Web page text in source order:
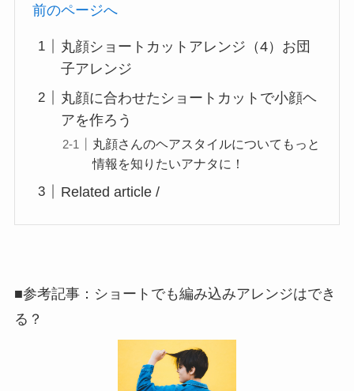
前のページへ
丸顔ショートカットアレンジ（4）お団
子アレンジ
丸顔に合わせたショートカットで小顔ヘ
アを作ろう
丸顔さんのヘアスタイルについてもっと
情報を知りたいアナタに！
Related article /
■参考記事：ショートでも編み込みアレンジはでき
る？